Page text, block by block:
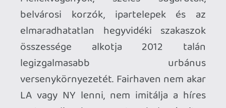
sebességpontokban számolja (SP), ez a
ranglétrán felfelé menetelésünknek a
kulcsa. A böngészhető opciólista
kocsikhoz rendelt versenyszervezése
bár furcsa lehet, megvalósítása soha nem
töri meg a játékot. Többé-kevésbé
kényelmesen, vezetés közben is elérhető
a menüsor a játék aktív képernyőjén.